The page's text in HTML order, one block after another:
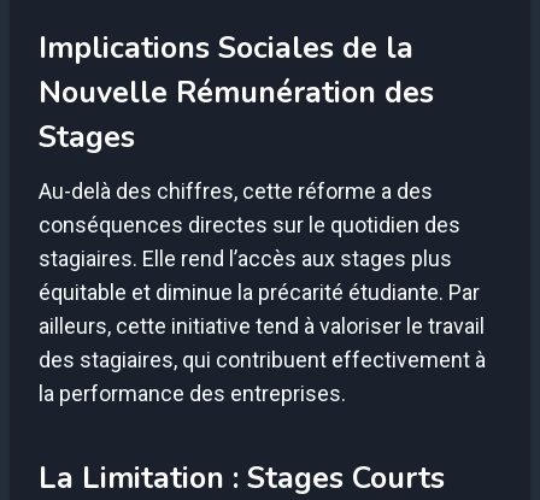
Implications Sociales de la
Nouvelle Rémunération des
Stages
Au-delà des chiffres, cette réforme a des
conséquences directes sur le quotidien des
stagiaires. Elle rend l’accès aux stages plus
équitable et diminue la précarité étudiante. Par
ailleurs, cette initiative tend à valoriser le travail
des stagiaires, qui contribuent effectivement à
la performance des entreprises.
La Limitation : Stages Courts